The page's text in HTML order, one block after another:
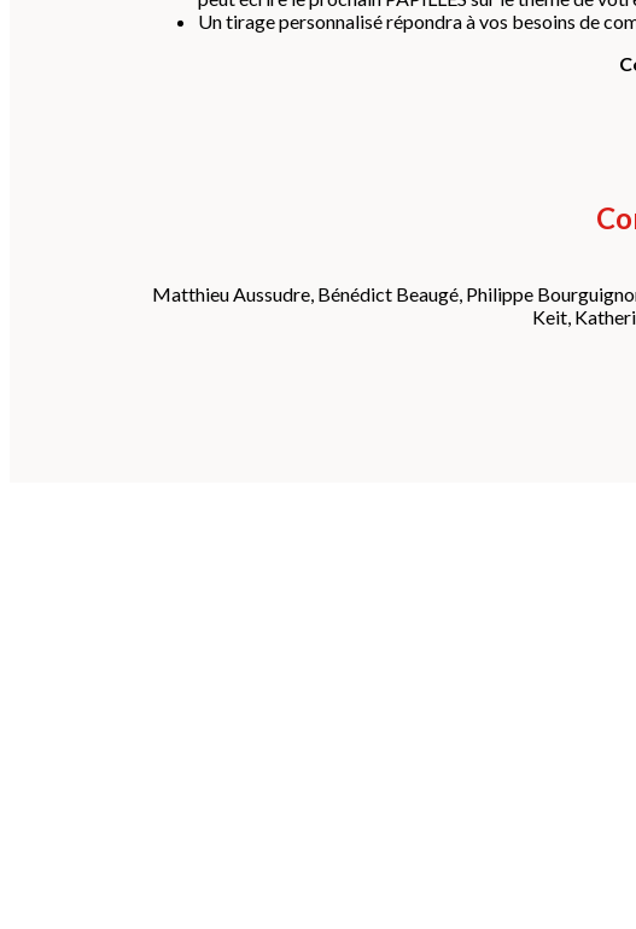
Un tirage personnalisé répondra à vos besoins de
Matthieu Aussudre, Bénédict Beaugé, Philippe
Keit,